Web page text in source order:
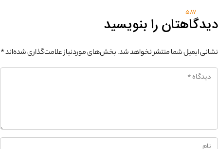
587
دیدگاهتان را بنویسید
نشانی ایمیل شما منتشر نخواهد شد.بخش‌های موردنیاز علامت‌گذاری شده‌اند*